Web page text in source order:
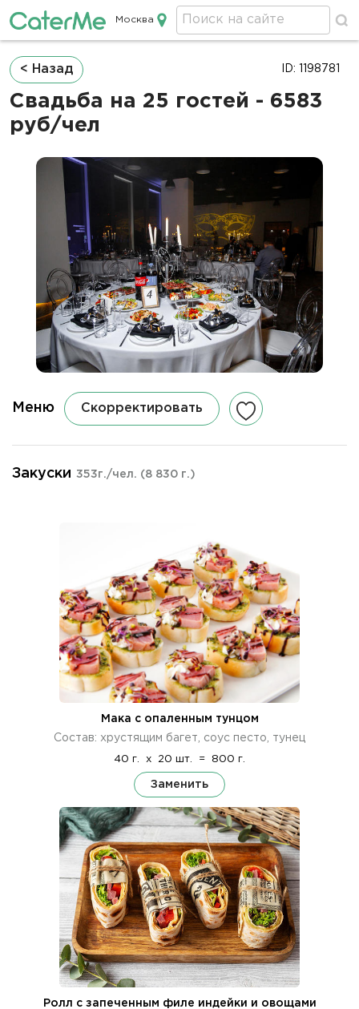
Кейтеринг в Москве
Москва
Строка
навигации
< Назад
Свадьба на 25 гостей - 6583
руб/чел
ID: 1198781
Меню Скорректировать
Закуски 353г./чел. (8 830 г.)
Мака с опаленным тунцом
Состав: хрустящим багет, соус песто, тунец
40 г. x 20 шт. = 800 г.
Заменить
Ролл с запеченным филе индейки и овощами